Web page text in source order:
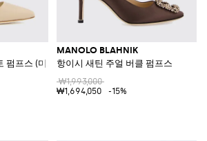
펌프스 (미드 스틸레토 힐)
MANOLO BLAHNIK
항이시 새틴 주얼 버클 펌프스
₩1,993,000
₩1,694,050
-15%